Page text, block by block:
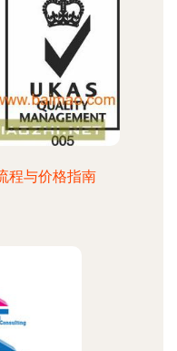
程与价格指南